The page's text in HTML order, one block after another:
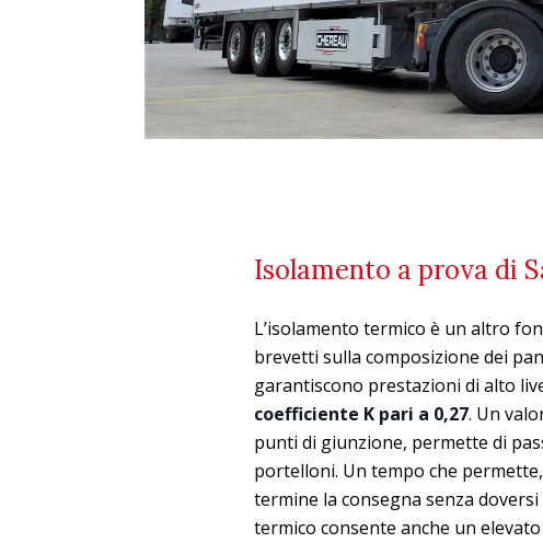
Isolamento a prova di
L’isolamento termico è un altro
brevetti sulla composizione dei
garantiscono prestazioni di alto
coefficiente K pari a 0,27. Un
punti di giunzione, permette di
portelloni. Un tempo che
termine la consegna senza
termico consente anche un